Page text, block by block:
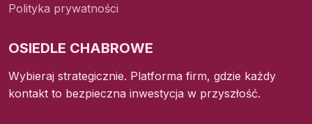
Polityka prywatności
OSIEDLE CHABROWE
Wybieraj strategicznie. Platforma firm, gdzie każdy
kontakt to bezpieczna inwestycja w przyszłość.